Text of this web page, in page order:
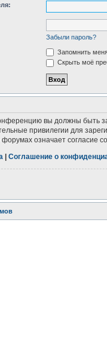
Забыли пароль?
Запомнить
Скрыть моё
вы должны быть
привилегии для
форумах означает согласие
Соглашение о